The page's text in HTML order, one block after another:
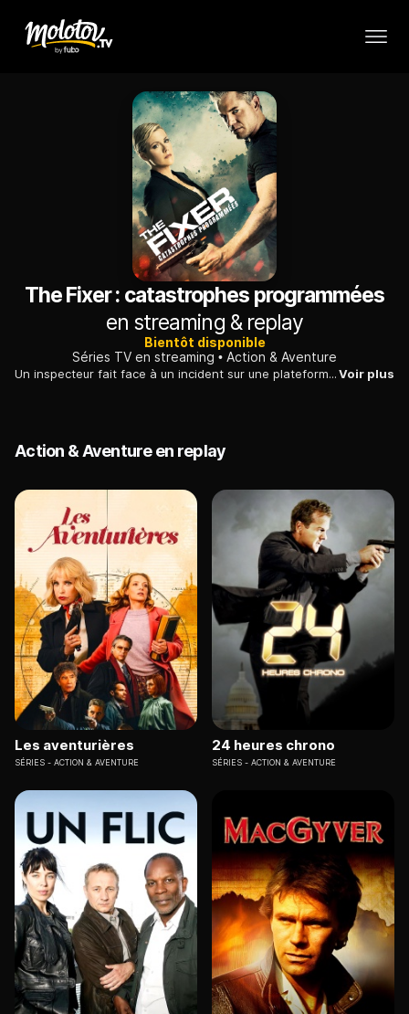
The Fixer : catastrophes programmées
en streaming & replay
Bientôt disponible
Séries TV en streaming
Action & Aventure
Un inspecteur fait face à un incident sur une plateforme pétrôlière et fait l'objet d'une enquête fomentée par un mystérieux rival.Voir plus
Action & Aventure en replay
Les aventurières
SÉRIES ACTION & AVENTURE
24 heures chrono
SÉRIES ACTION & AVENTURE